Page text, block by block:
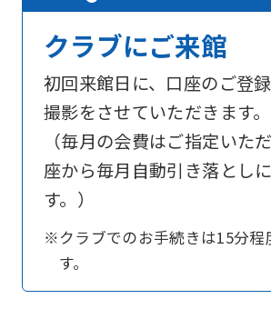
クラブにご来館
初回来館日に、口座のご登
撮影をさせていただきます。
（毎月の会費はご指定いた
座から毎月自動引き落とし
す。）
※クラブでのお手続きは15分程
す。
into
English.
Click
the
link